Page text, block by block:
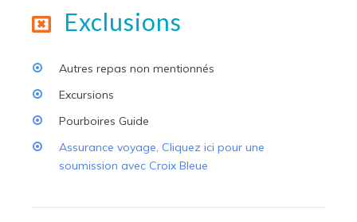
Exclusions
Autres repas non mentionnés
Excursions
Pourboires Guide
Assurance voyage, Cliquez ici pour une
soumission avec Croix Bleue